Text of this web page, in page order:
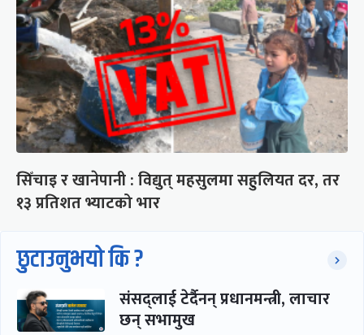
सिँचाइ र खानेपानी : विद्युत् महसुलमा सहुलियत दर, तर
१३ प्रतिशत भ्याटको भार
छुटाउनुभयो कि ?
संसद्लाई टेर्दैनन् प्रधानमन्त्री, लाचार
छन् सभामुख